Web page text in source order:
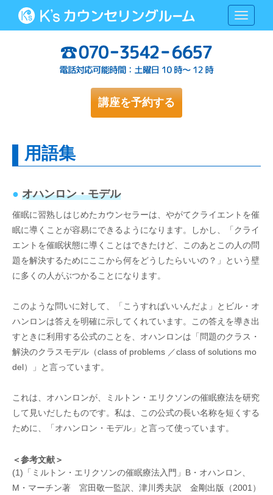
N
a
講座を予約する
用語集
● オハンロン・モデル
催眠に習熟しはじめたカウンセラーは、やがてクライエントを催
眠に導くことが容易にできるようになります。しかし、「クライ
エントを催眠状態に導くことはできたけど、このあとこの人の問
題を解決するためにここから何をどうしたらいいの？」という壁
に多くの人がぶつかることになります。
このような問いに対して、「こうすればいいんだよ」とビル・オ
ハンロンは答えを明確に示してくれています。この答えを導き出
すときに利用する公式のことを、オハンロンは「問題のクラス・
解決のクラスモデル（class of problems ／class of solutions mo
del）」と言っています。
これは、オハンロンが、ミルトン・エリクソンの催眠療法を研究
して見いだしたものです。私は、この公式の長い名称を短くする
ために、「オハンロン・モデル」と言って使っています。
＜参考文献＞
(1)「ミルトン・エリクソンの催眠療法入門」B・オハンロン、
M・マーチン著 宮田敬一監訳、津川秀夫訳 金剛出版（2001）